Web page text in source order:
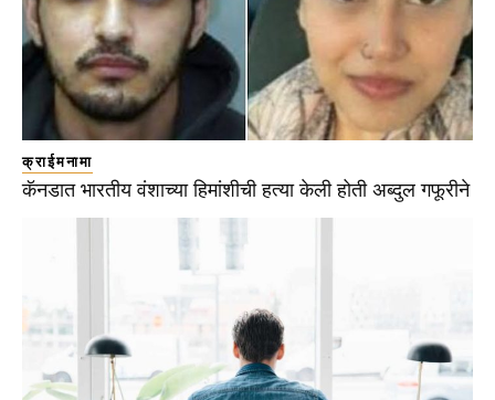
क्राईमनामा
कॅनडात भारतीय वंशाच्या हिमांशीची हत्या केली होती अब्दुल गफूरीने